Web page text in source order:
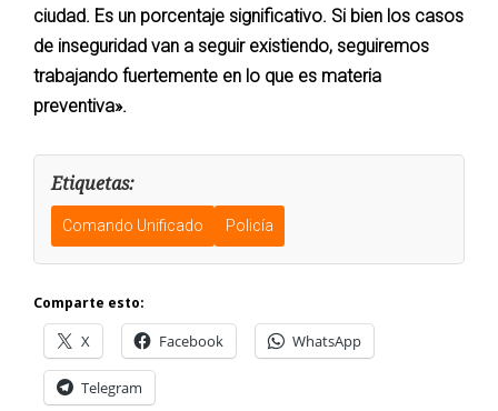
ciudad. Es un porcentaje significativo. Si bien los casos
de inseguridad van a seguir existiendo, seguiremos
trabajando fuertemente en lo que es materia
preventiva».
Etiquetas:
Comando Unificado Policía
Comparte esto:
X Facebook WhatsApp
Telegram